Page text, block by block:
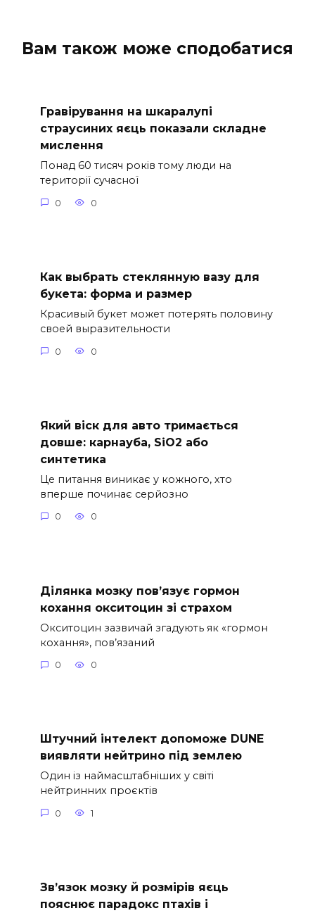
Вам також може сподобатися
Гравірування на шкаралупі
страусиних яєць показали складне
мислення
Понад 60 тисяч років тому люди на
території сучасної
0 0
Как выбрать стеклянную вазу для
букета: форма и размер
Красивый букет может потерять половину
своей выразительности
0 0
Який віск для авто тримається
довше: карнауба, SiO2 або
синтетика
Це питання виникає у кожного, хто
вперше починає серйозно
0 0
Ділянка мозку пов’язує гормон
кохання окситоцин зі страхом
Окситоцин зазвичай згадують як «гормон
кохання», пов’язаний
0 0
Штучний інтелект допоможе DUNE
виявляти нейтрино під землею
Один із наймасштабніших у світі
нейтринних проєктів
0 1
Зв’язок мозку й розмірів яєць
пояснює парадокс птахів і